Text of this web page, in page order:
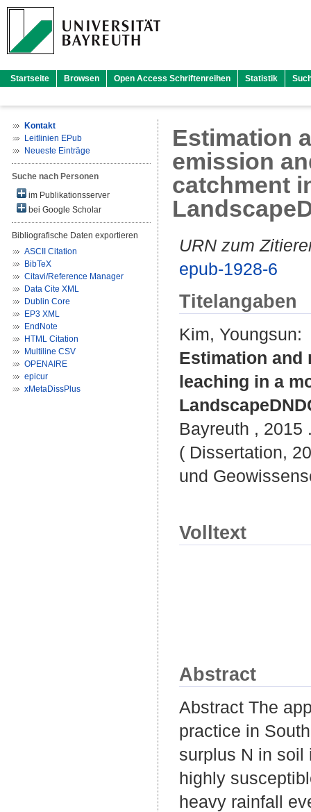
Startseite Browsen Open Access Schriftenreihen Statistik
Kontakt
Leitlinien EPub
Neueste Einträge
Suche nach Personen
im Publikationsserver
bei Google Scholar
Bibliografische Daten exportieren
ASCII Citation
BibTeX
Citavi/Reference Manager
Data Cite XML
Dublin Core
EP3 XML
EndNote
HTML Citation
Multiline CSV
OPENAIRE
epicur
xMetaDissPlus
Estimation
emission
catchment
URN zum
epub-1928-6
Titelangaben
Kim, Youngsun:
Estimation and
leaching in a
Bayreuth , 2015
( Dissertation,
und
Volltext
Abstract
Abstract The
practice in
surplus N in soil
highly
heavy rainfall